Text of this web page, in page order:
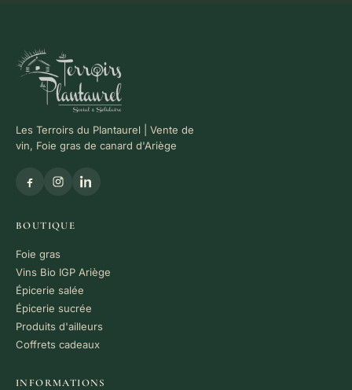
Les Terroirs du Plantaurel | Vente de
vin, Foie gras de canard d'Ariège
BOUTIQUE
Foie gras
Vins Bio IGP Ariège
Épicerie salée
Épicerie sucrée
Produits d'ailleurs
Coffrets cadeaux
INFORMATIONS